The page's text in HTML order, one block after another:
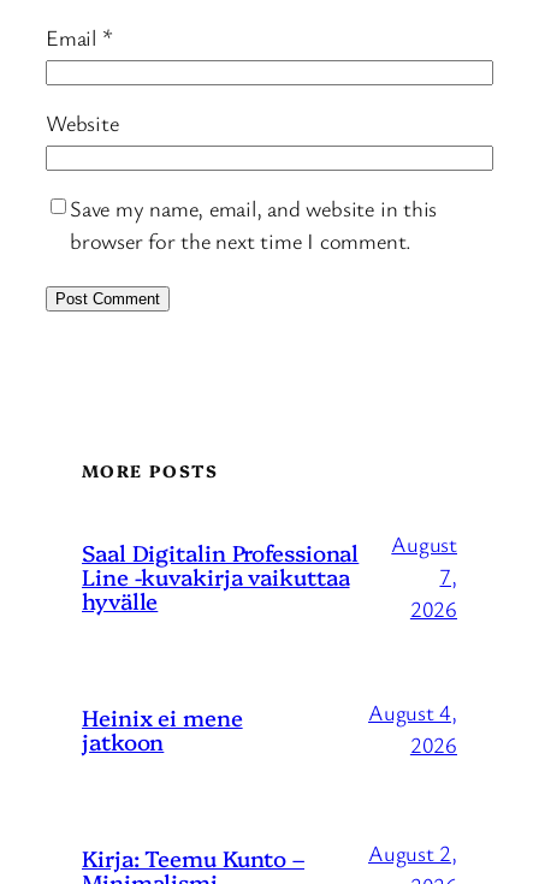
Email *
Website
Save my name, email, and website in this
browser for the next time I comment.
MORE POSTS
Saal Digitalin Professional
Line -kuvakirja vaikuttaa
hyvälle
August
7,
2026
Heinix ei mene
jatkoon
August 4,
2026
Kirja: Teemu Kunto –
August 2,